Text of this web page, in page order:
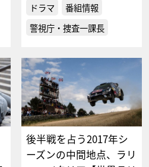
ドラマ
番組情報
警視庁・捜査一課長
後半戦を占う2017年シ
ーズンの中間地点、ラリ